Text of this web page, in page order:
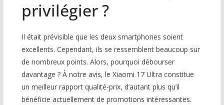
privilégier ?
Il était prévisible que les deux smartphones soient
excellents. Cependant, ils se ressemblent beaucoup sur
de nombreux points. Alors, pourquoi débourser
davantage ? À notre avis, le Xiaomi 17 Ultra constitue
un meilleur rapport qualité-prix, d’autant plus qu’il
bénéficie actuellement de promotions intéressantes.